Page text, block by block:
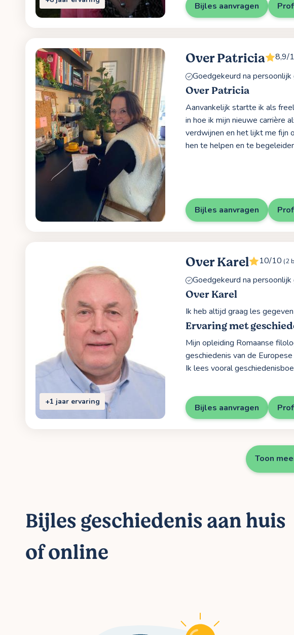
Bijles aanvragen
Over Patricia 8,9/
Goedgekeurd na
Over Patricia
Aanvankelijk startte ik als
in hoe ik mijn nieuwe carrière
verdwijnen en het lijkt me fijn
hen te helpen en te
Bijles aanvragen
+1 jaar ervaring
Over Karel 10/10 (2
Goedgekeurd na
Over Karel
Ik heb altijd graag les
Ervaring met
Mijn opleiding Romaanse
geschiedenis van de
Ik lees vooral
Bijles aanvragen
Toon
Bijles geschiedenis aan huis
of online